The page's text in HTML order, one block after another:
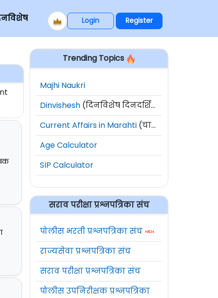
Login Register
Trending Topics
Majhi Naukri
Dinvishesh (दिनविशेष दिनदर्शिका)
Current Affairs in Marahti (चालू घडामोडी)
Age Calculator
SIP Calculator
सराव परीक्षा प्रश्नपत्रिका संच
पोलीस भरती प्रश्नपत्रिका संच
राज्यसेवा प्रश्नपत्रिका संच
सराव परीक्षा प्रश्नपत्रिका संच
पोलीस उपनिरीक्षक प्रश्नपत्रिका